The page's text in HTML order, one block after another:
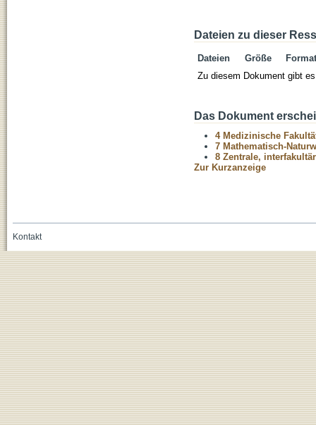
Dateien zu dieser
Dateien Größe
Format
Zu diesem Dokument gibt
Das Dokument
4 Medizinische
7 Mathematisch-
8 Zentrale,
Zur Kurzanzeige
Kontakt